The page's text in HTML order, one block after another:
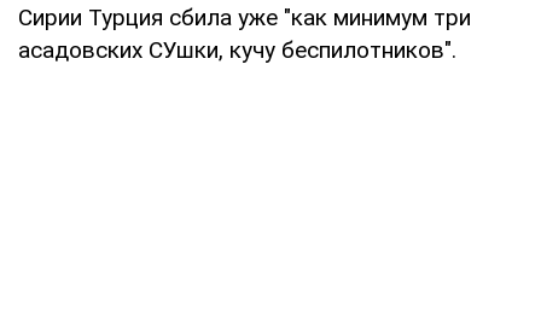
Сирии Турция сбила уже "как минимум три
асадовских СУшки, кучу беспилотников".